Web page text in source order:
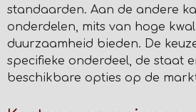
standaarden. Aan de andere
onderdelen, mits van hoge
duurzaamheid bieden. De
specifieke onderdeel, de staat
beschikbare opties op de